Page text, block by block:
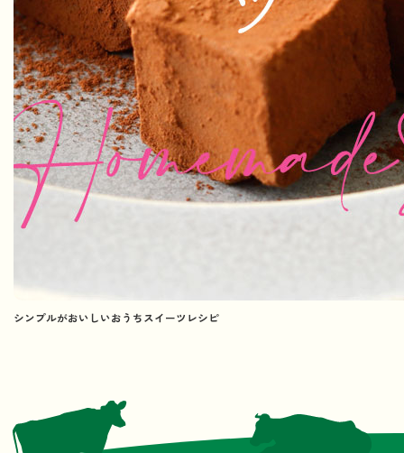
シンプルがおいしいおうちスイーツレシピ